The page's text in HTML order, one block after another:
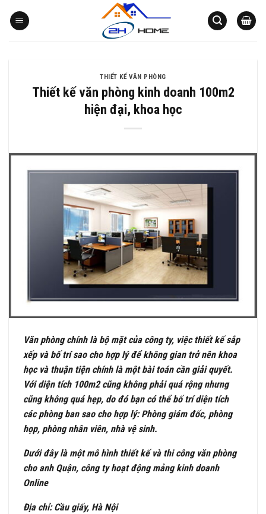
qua
THIẾT KẾ VĂN PHÒNG
Thiết kế văn phòng kinh doanh 100m2
hiện đại, khoa học
Văn phòng chính là bộ mặt của công ty, việc thiết kế sắp
xếp và bố trí sao cho hợp lý để không gian trở nên khoa
học và thuận tiện chính là một bài toán cần giải quyết.
Với diện tích 100m2 cũng không phải quá rộng nhưng
cũng không quá hẹp, do đó bạn có thể bố trí diện tích
các phòng ban sao cho hợp lý: Phòng giám đốc, phòng
họp, phòng nhân viên, nhà vệ sinh.
Dưới đây là một mô hình thiết kế và thi công văn phòng
cho anh Quận, công ty hoạt động mảng kinh doanh
Online
Địa chỉ: Cầu giấy, Hà Nội